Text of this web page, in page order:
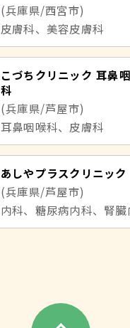
(兵庫県/西宮市)
皮膚科、美容皮膚科
こづちクリニック 耳鼻
科
(兵庫県/芦屋市)
耳鼻咽喉科、皮膚科
あしやプラスクリニック
(兵庫県/芦屋市)